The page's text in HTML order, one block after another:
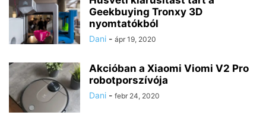
Geekbuying Tronxy 3D
nyomtatókból
Dani - ápr 19, 2020
Akcióban a Xiaomi Viomi V2 Pro
robotporszívója
Dani - febr 24, 2020